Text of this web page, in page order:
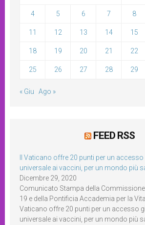
4 5 6 7 8
11 12 13 14 15
18 19 20 21 22
25 26 27 28 29
« Giu Ago »
FEED RSS
Il Vaticano offre 20 punti per un
universale ai vaccini, per un mondo più
Dicembre 29, 2020
Comunicato Stampa della
19 e della Pontificia Accademia per la Vita
Vaticano offre 20 punti per un accesso
universale ai vaccini, per un mondo più